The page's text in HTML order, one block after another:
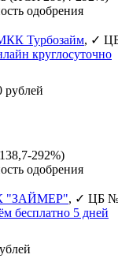
одобрения
Турбозайм, ✓
круглосуточно
рублей
292%)
одобрения
"ЗАЙМЕР", ✓ ЦБ
бесплатно 5 дней